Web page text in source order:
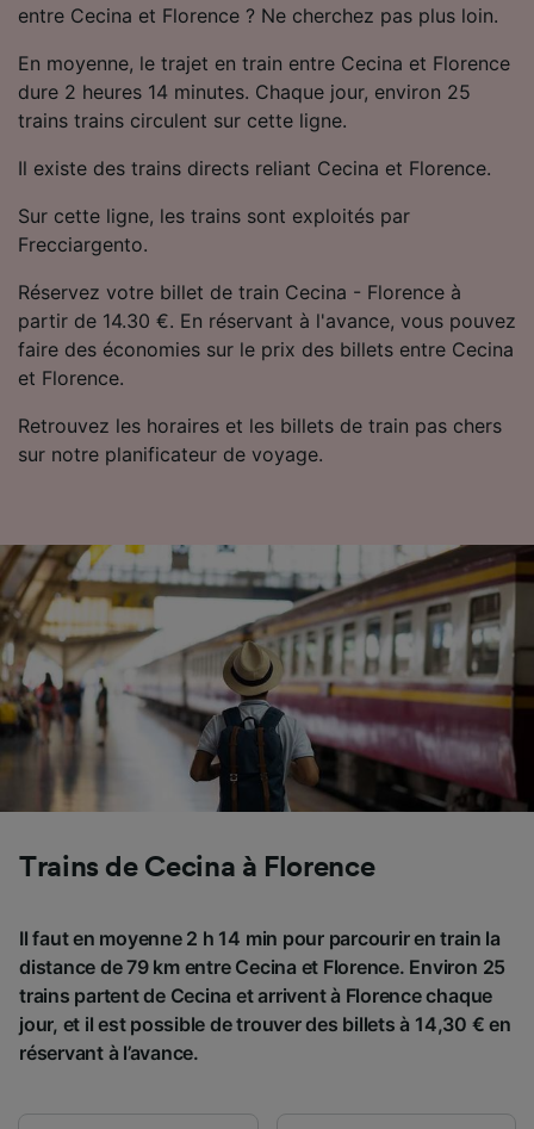
entre Cecina et Florence ? Ne cherchez pas plus loin.
En moyenne, le trajet en train entre Cecina et Florence
dure 2 heures 14 minutes. Chaque jour, environ 25
trains trains circulent sur cette ligne.
Il existe des trains directs reliant Cecina et Florence.
Sur cette ligne, les trains sont exploités par
Frecciargento.
Réservez votre billet de train Cecina - Florence à
partir de 14.30 €. En réservant à l'avance, vous pouvez
faire des économies sur le prix des billets entre Cecina
et Florence.
Retrouvez les horaires et les billets de train pas chers
sur notre planificateur de voyage.
Trains de Cecina à Florence
Il faut en moyenne 2 h 14 min pour parcourir en train la
distance de 79 km entre Cecina et Florence. Environ 25
trains partent de Cecina et arrivent à Florence chaque
jour, et il est possible de trouver des billets à 14,30 € en
réservant à l’avance.
Utiliser des données de géolocalisation
caractéristiques de l’appareil pour
l’identification. Stocker et/ou accéder à des
informations sur un appareil. Publicités et
contenu personnalisés, mesure de
performance des publicités et du contenu,
services.
Liste de nos partenaires (fournisseurs)